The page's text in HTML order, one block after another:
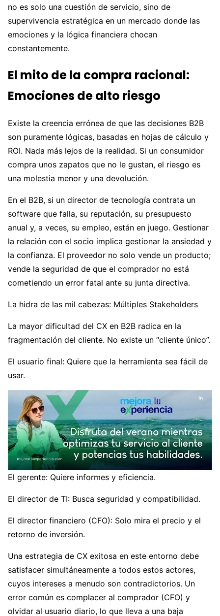
no es solo una cuestión de servicio, sino de
supervivencia estratégica en un mercado donde las
emociones y la lógica financiera chocan
constantemente.
El mito de la compra racional:
Emociones de alto riesgo
Existe la creencia errónea de que las decisiones B2B
son puramente lógicas, basadas en hojas de cálculo y
ROI. Nada más lejos de la realidad. Si un consumidor
compra unos zapatos que no le gustan, el riesgo es
una molestia menor y una devolución.
En el B2B, si un director de tecnología contrata un
software que falla, su reputación, su presupuesto
anual y, a veces, su empleo, están en juego. Gestionar
la relación con el socio implica gestionar la ansiedad y
la confianza. El proveedor no solo vende un producto;
vende la seguridad de que el comprador no está
cometiendo un error fatal ante su junta directiva.
La hidra de las mil cabezas: Múltiples Stakeholders
La mayor dificultad del CX en B2B radica en la
fragmentación del cliente. No existe un “cliente único”.
El usuario final: Quiere que la herramienta sea fácil de
usar.
El gerente: Quiere informes y eficiencia.
El director de TI: Busca seguridad y compatibilidad.
El director financiero (CFO): Solo mira el precio y el
retorno de inversión.
Una estrategia de CX exitosa en este entorno debe
satisfacer simultáneamente a todos estos actores,
cuyos intereses a menudo son contradictorios. Un
error común es complacer al comprador (CFO) y
olvidar al usuario diario, lo que lleva a una baja